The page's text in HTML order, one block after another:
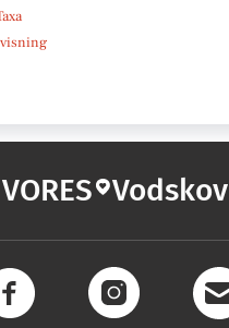
VORES Vodskov